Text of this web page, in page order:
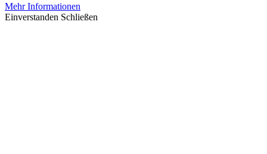
Mehr Informationen
Einverstanden Schließen